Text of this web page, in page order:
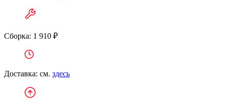
Сборка: 1 910 ₽
Доставка: см. здесь